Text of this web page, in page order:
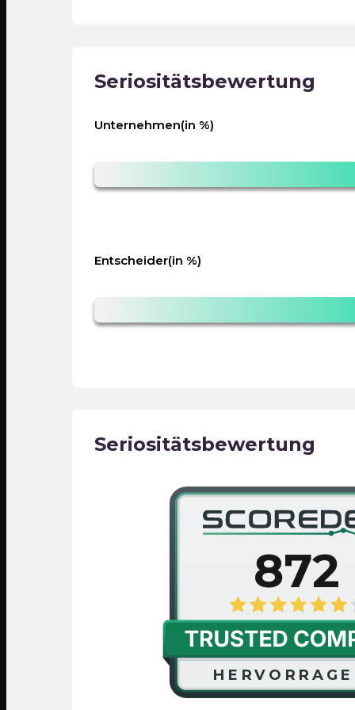
Seriositätsbewertung
Unternehmen(in %)
Entscheider(in %)
Seriositätsbewertung
872